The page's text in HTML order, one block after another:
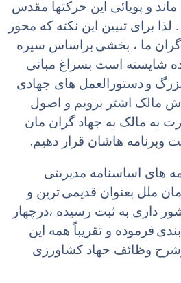
و پویائی این حرکتها مقدس
برای تبیین این نکته که محور
ما ، بخشی براساس سیره
شایسته است بسراغ مبانی
ودستورالعمل های جهادی
مالک اشتر برویم و اصول
به مالک به جهاد گران مان
وبرنامه هاشان قرار دهیم.
های اساسنامه مدیریتی
ملل بعنوان قدیمیترین و
داری به ثبت رسیده ،‌درچهار
فرموده و تقریباً همه این
وظائف جهاد کشاورزی